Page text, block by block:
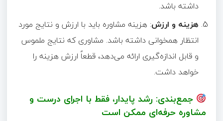
داشته باشد.
هزینه و ارزش: هزینه مشاوره باید با ارزش و نتایج مورد
انتظار همخوانی داشته باشد. مشاوری که نتایج ملموس
و قابل اندازه‌گیری ارائه می‌دهد، قطعاً ارزش هزینه را
خواهد داشت.
جمع‌بندی: رشد پایدار، فقط با اجرای درست و
مشاوره حرفه‌ای ممکن است